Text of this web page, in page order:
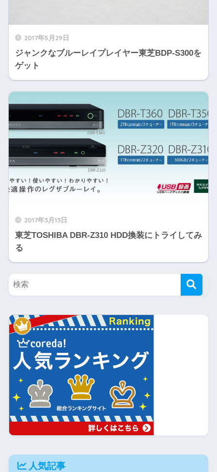
2017年5月29日
ジャンクなブルーレイプレイヤー東芝BDP-S300を
ゲット
2017年3月13日
東芝TOSHIBA DBR-Z310 HDD換装にトライしてみ
る
人気記事